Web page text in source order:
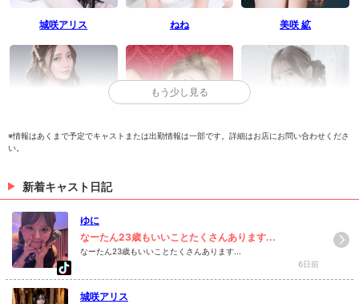
城咲アリス ねね 美咲 絋
もう少し見る
※情報はあくまで予定でキャストまたは出勤情報は一部です。詳細はお店にお問い合わせくださ
い。
新着キャスト日記
ゆに
なーたん23歳もいいことたくさんあります...
なーたん23歳もいいことたくさんあります...
6日前
城咲アリス